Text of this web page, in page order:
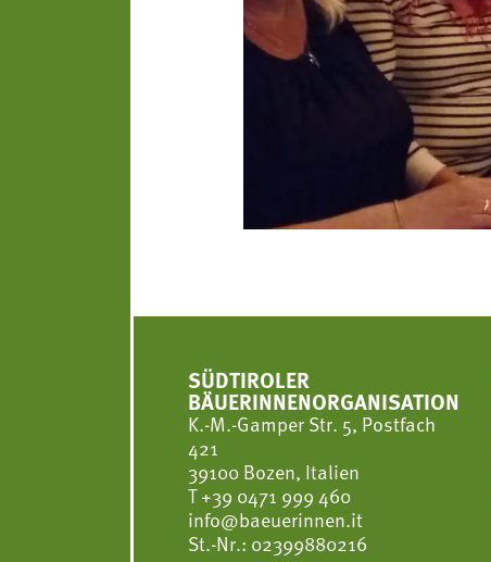
SÜDTIROLER
BÄUERINNENORGANISATION
K.-M.-Gamper Str. 5, Postfach
421
39100 Bozen, Italien
T+39 0471 999 460
info@baeuerinnen.it
St.-Nr.: 02399880216